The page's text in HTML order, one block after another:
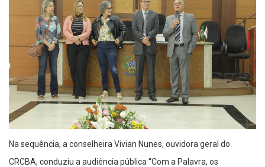
Na sequência, a conselheira Vivian Nunes, ouvidora geral do
CRCBA, conduziu a audiência pública “Com a Palavra, os